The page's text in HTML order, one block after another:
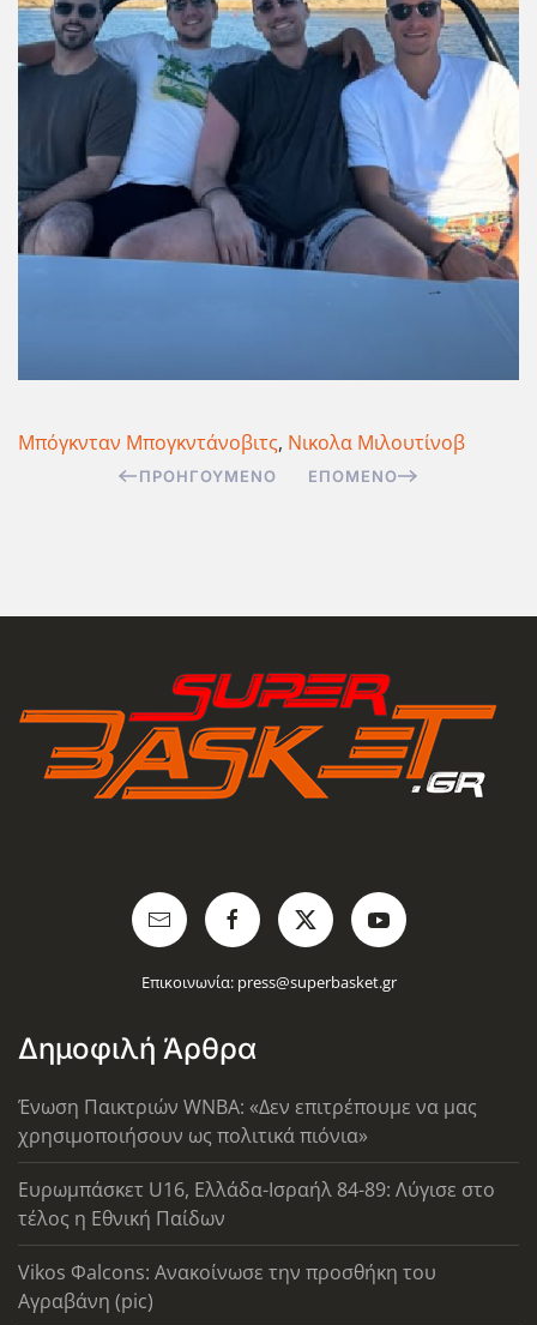
Μπόγκνταν Μπογκντάνοβιτς, Νικολα Μιλουτίνοβ
ΠΡΟΗΓΟΎΜΕΝΟ ΕΠΌΜΕΝΟ
Επικοινωνία: press@superbasket.gr
Δημοφιλή Άρθρα
Ένωση Παικτριών WNBA: «Δεν επιτρέπουμε να μας
χρησιμοποιήσουν ως πολιτικά πιόνια»
Ευρωμπάσκετ U16, Ελλάδα-Ισραήλ 84-89: Λύγισε στο
τέλος η Εθνική Παίδων
Vikos Φalcons: Ανακοίνωσε την προσθήκη του
Αγραβάνη (pic)